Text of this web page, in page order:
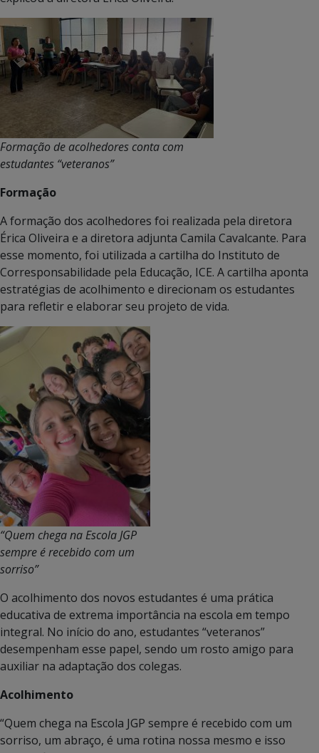
Formação de acolhedores conta com
estudantes “veteranos”
Formação
A formação dos acolhedores foi realizada pela diretora
Érica Oliveira e a diretora adjunta Camila Cavalcante. Para
esse momento, foi utilizada a cartilha do Instituto de
Corresponsabilidade pela Educação, ICE. A cartilha aponta
estratégias de acolhimento e direcionam os estudantes
para refletir e elaborar seu projeto de vida.
“Quem chega na Escola JGP
sempre é recebido com um
sorriso”
O acolhimento dos novos estudantes é uma prática
educativa de extrema importância na escola em tempo
integral. No início do ano, estudantes “veteranos”
desempenham esse papel, sendo um rosto amigo para
auxiliar na adaptação dos colegas.
Acolhimento
“Quem chega na Escola JGP sempre é recebido com um
sorriso, um abraço, é uma rotina nossa mesmo e isso